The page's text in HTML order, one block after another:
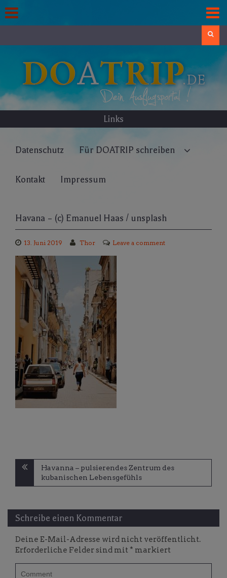
to
content
Links
Datenschutz Für DOATRIP schreiben
Kontakt Impressum
Havana – (c) Emanuel Haas / unsplash
13. Juni 2019 Thor Leave a comment
Beitragsnavigation
Havanna – pulsierendes Zentrum des
kubanischen Lebensgefühls
Schreibe einen Kommentar
Deine E-Mail-Adresse wird nicht veröffentlicht.
Erforderliche Felder sind mit * markiert